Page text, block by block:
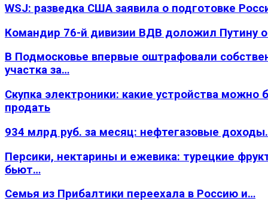
WSJ: разведка США заявила о подготовке
Командир 76-й дивизии ВДВ доложил Путину
В Подмосковье впервые оштрафовали
участка за…
Скупка электроники: какие устройства можно
продать
934 млрд руб. за месяц: нефтегазовые
Персики, нектарины и ежевика: турецкие
бьют…
Семья из Прибалтики переехала в Россию и…